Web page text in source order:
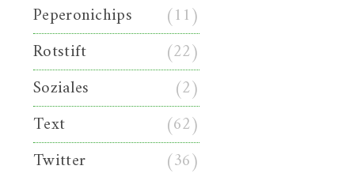
Peperonichips
(11)
Rotstift
(22)
Soziales
(2)
Text
(62)
Twitter
(36)